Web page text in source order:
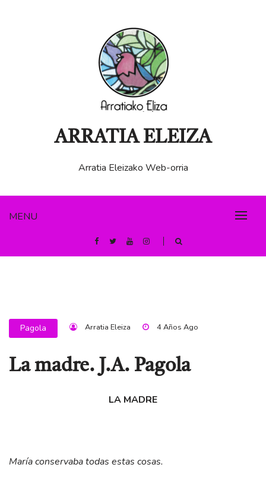
MENU
ARRATIA ELEIZA
Arratia Eleizako Web-orria
Pagola Arratia Eleiza 4 Años Ago
La madre. J.A. Pagola
LA MADRE
María conservaba todas estas cosas.